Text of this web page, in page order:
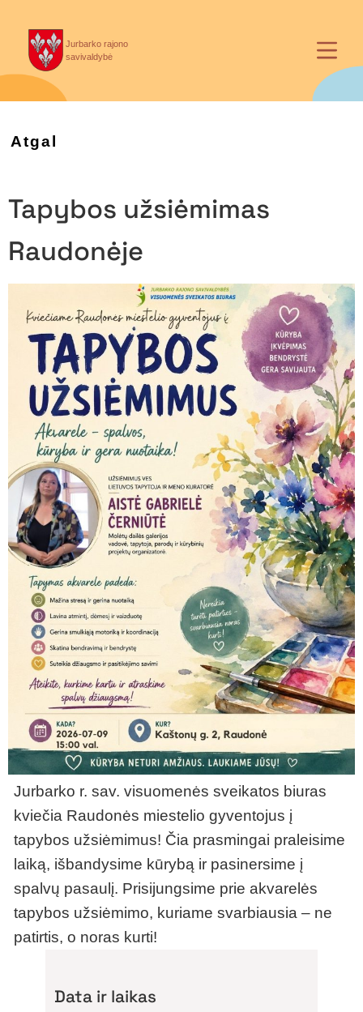
Jurbarko rajono
savivaldybė
Atgal
Tapybos užsiėmimas
Raudonėje
Jurbarko r. sav. visuomenės sveikatos biuras
kviečia Raudonės miestelio gyventojus į
tapybos užsiėmimus! Čia prasmingai praleisime
laiką, išbandysime kūrybą ir pasinersime į
spalvų pasaulį. Prisijungsime prie akvarelės
tapybos užsiėmimo, kuriame svarbiausia – ne
patirtis, o noras kurti!
Data ir laikas